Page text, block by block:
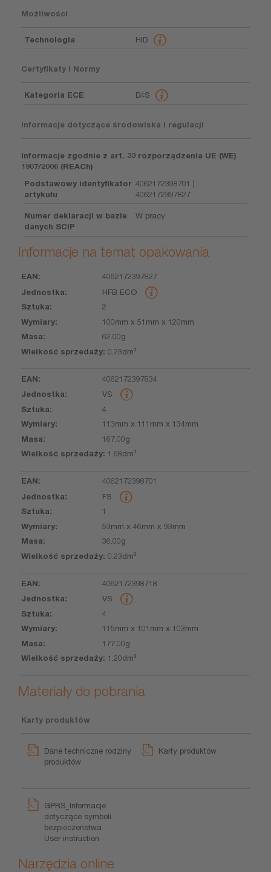
Możliwości
Technologia HID
Certyfikaty i Normy
Kategoria ECE D4S
Informacje dotyczące środowiska i regulacji
Informacje zgodnie z art. 33 rozporządzenia UE (WE)
1907/2006 (REACh)
Podstawowy identyfikator
artykułu
4062172398701 |
4062172397827
Numer deklaracji w bazie
danych SCIP
W pracy
Informacje na temat opakowania
EAN Sztuka Wymiary
4062172397827
HFB ECO
2
100mm x 51mm x 120mm
62.00g
0.23dm³
4062172397834
VS
4
113mm x 111mm x 134mm
167.00g
1.68dm³
4062172398701
FS
1
53mm x 46mm x 93mm
36.00g
0.23dm³
4062172398718
VS
4
115mm x 101mm x 103mm
177.00g
1.20dm³
Materiały do pobrania
Karty produktów
Dane techniczne rodziny
produktów
Karty produktów
GPRS_Informacje
dotyczące symboli
bezpieczeństwa
User instruction
Narzędzia online